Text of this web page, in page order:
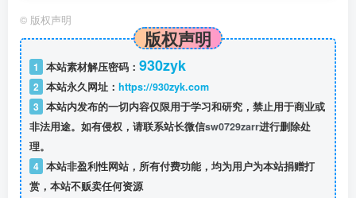
© 版权声明
版权声明
1 本站素材解压密码： 930zyk
2 本站永久网址： https://930zyk.com
3 本站内发布的一切内容仅限用于学习和研究，禁止用于商业或
非法用途。如有侵权，请联系站长微信sw0729zarr进行删除处
理。
4 本站非盈利性网站，所有付费功能，均为用户为本站捐赠打
赏，本站不贩卖任何资源